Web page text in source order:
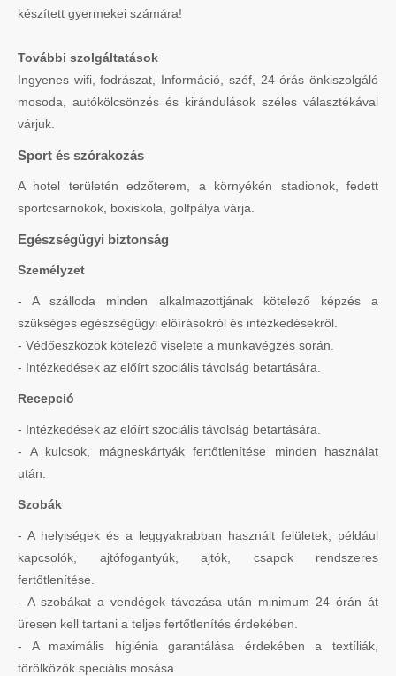
készített gyermekei számára!
További szolgáltatások
Ingyenes wifi, fodrászat, Információ, széf, 24 órás önkiszolgáló
mosoda, autókölcsönzés és kirándulások széles választékával
várjuk.
Sport és szórakozás
A hotel területén edzőterem, a környékén stadionok, fedett
sportcsarnokok, boxiskola, golfpálya várja.
Egészségügyi biztonság
Személyzet
- A szálloda minden alkalmazottjának kötelező képzés a
szükséges egészségügyi előírásokról és intézkedésekről.
- Védőeszközök kötelező viselete a munkavégzés során.
- Intézkedések az előírt szociális távolság betartására.
Recepció
- Intézkedések az előírt szociális távolság betartására.
- A kulcsok, mágneskártyák fertőtlenítése minden használat
után.
Szobák
- A helyiségek és a leggyakrabban használt felületek, például
kapcsolók, ajtófogantyúk, ajtók, csapok rendszeres
fertőtlenítése.
- A szobákat a vendégek távozása után minimum 24 órán át
üresen kell tartani a teljes fertőtlenítés érdekében.
- A maximális higiénia garantálása érdekében a textíliák,
törölközők speciális mosása.